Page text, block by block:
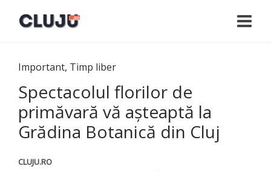
Important, Timp liber
Spectacolul florilor de
primăvară vă așteaptă la
Grădina Botanică din Cluj
CLUJU.RO